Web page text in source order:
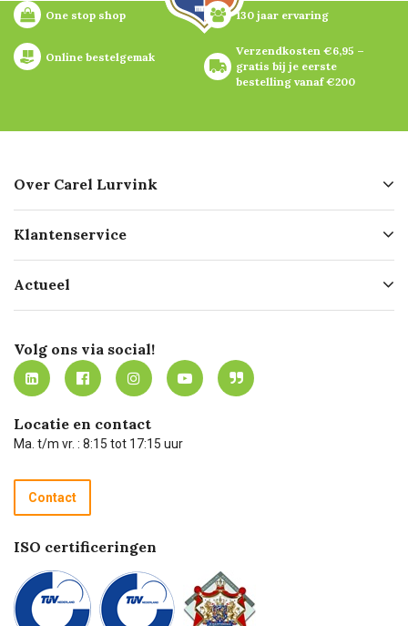
One stop shop 130 jaar ervaring
Online bestelgemak
Verzendkosten €6,95 –
gratis bij je eerste
bestelling vanaf €200
Over Carel Lurvink
Geschiedenis
Missie
Werken bij Carel Lurvink
MVO
Klantenservice
Bezorgen
Mijn Carel Lurvink
Mijn Carel Lurvink instructievideo's
Carel Lurvink App
Hulp op afstand
Technische dienst
Recycle programma
Betalen
Actueel
Innovation LAB
Tevreden klanten
Carel Lurvink Blog
Carel de podcast
Volg ons via social!
Locatie en contact
Ma. t/m vr. : 8:15 tot 17:15 uur
Contact
ISO certificeringen